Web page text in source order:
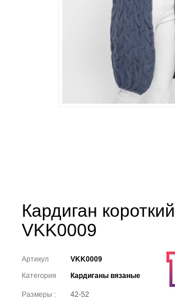
Кардиган
VKK0009
Артикул
VKK0009
Категория
Кардиганы вязаные
Размеры : 42-52